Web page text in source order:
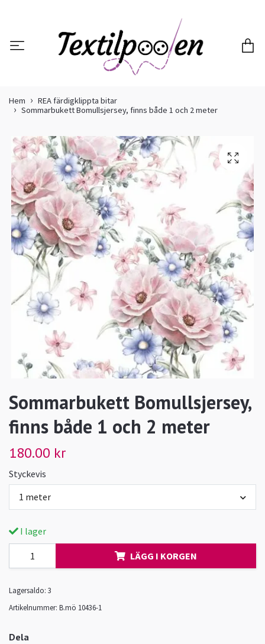
Hem
REA färdigklippta bitar
Sommarbukett Bomullsjersey, finns både 1 och 2 meter
Sommarbukett Bomullsjersey,
finns både 1 och 2 meter
180.00 kr
Styckevis
1 meter
I lager
LÄGG I KORGEN
Lagersaldo: 3
Artikelnummer: B.mö 10436-1
Dela